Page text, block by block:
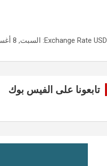
Exchange Rate USD : السبت, 8 أغسطس.
تابعونا على الفيس بوك